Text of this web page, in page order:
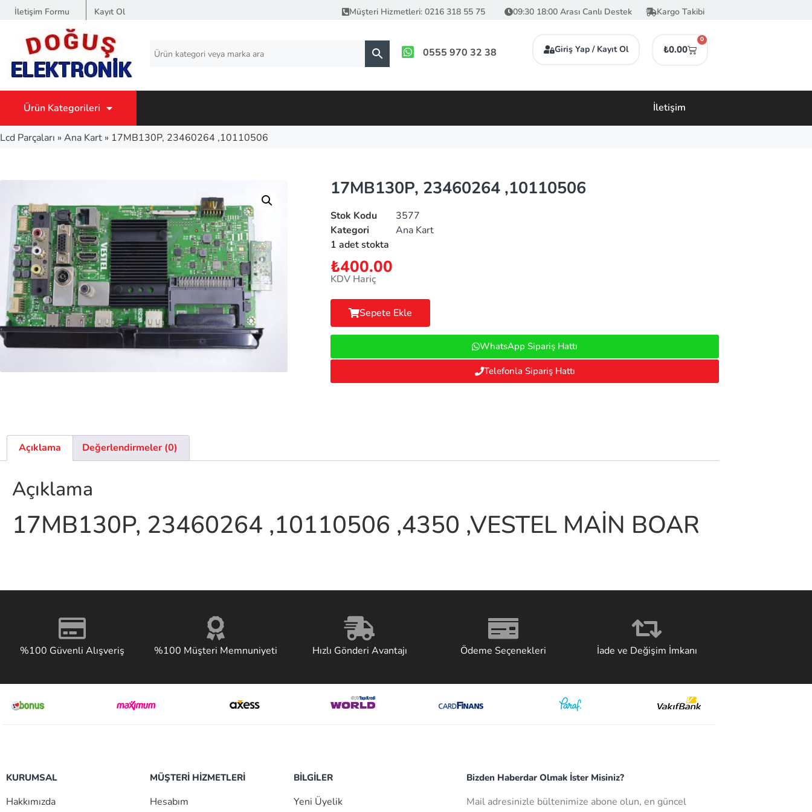
İletişim Formu Kayıt Ol Müşteri Hizmetleri: 0216 318 55 75 09:30 18:00 Arası Canlı Destek Kargo Takibi
0555 970 32 38 Giriş Yap / Kayıt Ol ₺0.00
0
Ürün Kategorileri İletişim
Lcd Parçaları » Ana Kart » 17MB130P, 23460264 ,10110506
17MB130P, 23460264 ,10110506
Stok Kodu
3577
Kategori
Ana Kart
1 adet stokta
₺400.00
KDV Hariç
Sepete Ekle
WhatsApp Sipariş Hattı
Telefonla Sipariş Hattı
Açıklama Değerlendirmeler (0)
Açıklama
17MB130P, 23460264 ,10110506 ,4350 ,VESTEL MAİN BOAR
%100 Güvenli Alışveriş %100 Müşteri Memnuniyeti Hızlı Gönderi Avantajı Ödeme Seçenekleri İade ve Değişim İmkanı
KURUMSAL
Hakkımızda
MÜŞTERİ HİZMETLERİ
Hesabım
BİLGİLER
Yeni Üyelik
Bizden Haberdar Olmak İster Misiniz?
Mail adresinizle bültenimize abone olun, en güncel